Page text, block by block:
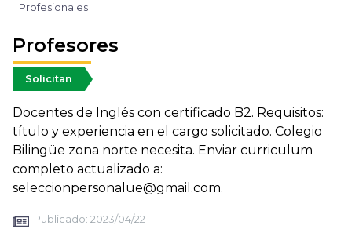
Profesionales
Profesores
Solicitan
Docentes de Inglés con certificado B2. Requisitos:
título y experiencia en el cargo solicitado. Colegio
Bilingüe zona norte necesita. Enviar curriculum
completo actualizado a:
seleccionpersonalue@gmail.com.
Publicado: 2023/04/22